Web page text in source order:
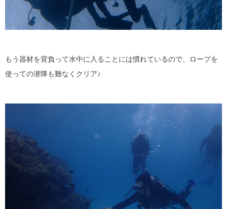
もう器材を背負って水中に入ることには慣れているので、ロープを
使っての潜降も難なくクリア♪